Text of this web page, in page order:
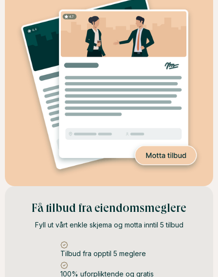
Få tilbud fra eiendomsmeglere
Fyll ut vårt enkle skjema og motta inntil 5 tilbud
Tilbud fra opptil 5 meglere
100% uforpliktende og gratis